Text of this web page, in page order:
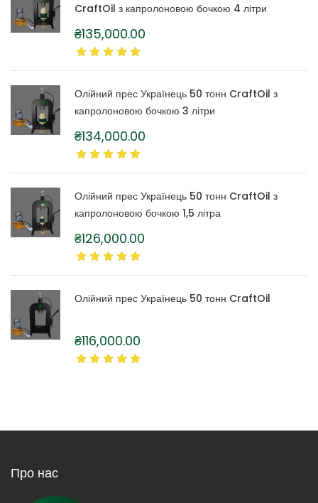
CraftOil з капролоновою бочкою 4 літри
₴135,000.00
Олійний прес Українець 50 тонн CraftOil з
капролоновою бочкою 3 літри
₴134,000.00
Олійний прес Українець 50 тонн CraftOil з
капролоновою бочкою 1,5 літра
₴126,000.00
Олійний прес Українець 50 тонн CraftOil
₴116,000.00
Про нас